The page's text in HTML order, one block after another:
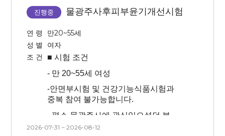
, 날짜 변경이 불가능 합니다.
8시간 대기하는 동안 물이 닿지
않도록 주의 부탁드립니다.(시술
- 매 방문 시 측정 전 세안 후 (스킨,
로션) 포함된 피부 제품을 바르지 않고
대기가 진행됩니다.
-본인 부주의(눈썹 문신, 속눈썹 펌,
눈썹 염색 등등)로 인한 시험 탈락의
- 시술 특성 상 붉어짐, 건조 및
-3개월 내 시술 경험이 없는 사람(피부
피부 관리 모두 없는 분)
진행중 물광주사후피부윤기개선시험
연 령
만20~55세
성 별
여자
조 건
■ 시험 조건
- 만 20~55세 여성
-안면부시험 및 건강기능식품시험과
중복 참여 불가능합니다.
평소 물광주사에 관심있으셨던 분
-안면부(한쪽 볼(랜덤))에 시술이
2026-07-31 ~ 2026-08-12